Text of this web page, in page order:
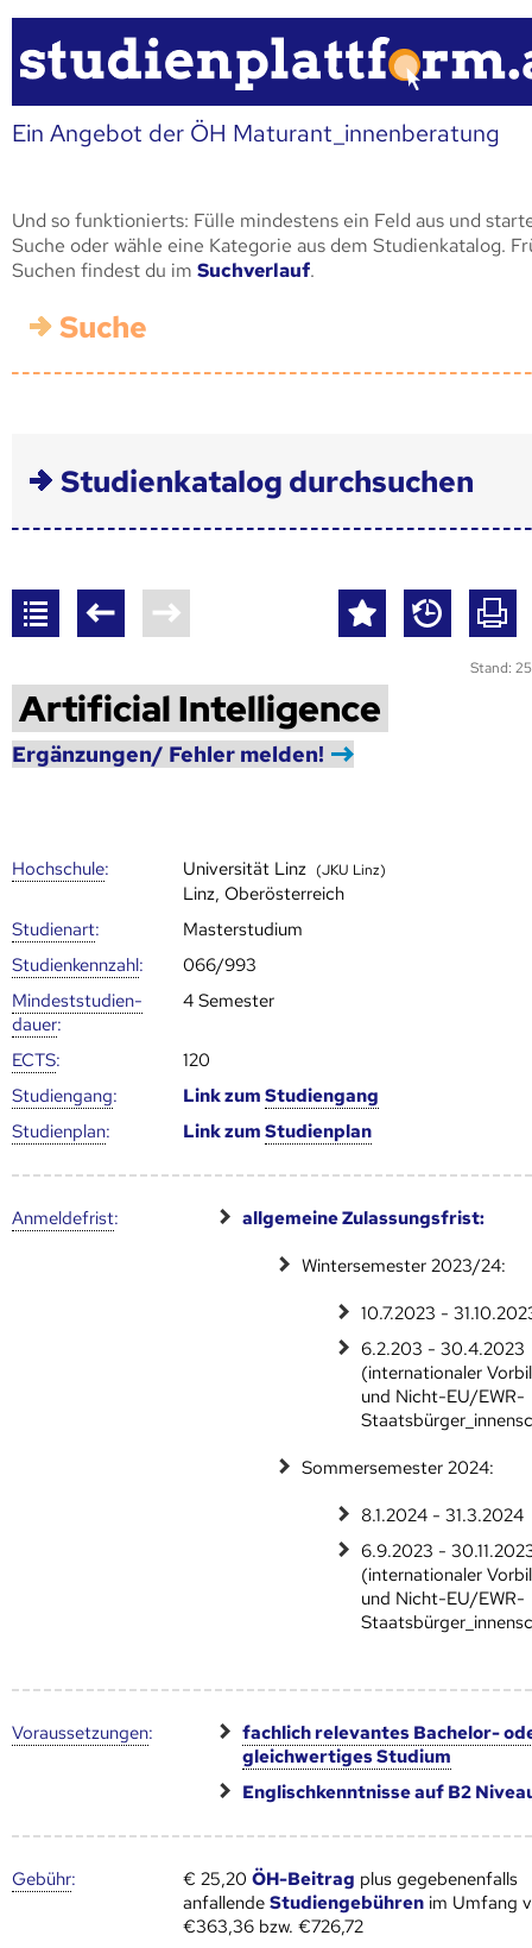
Ein Angebot der ÖH Maturant_innenberatung
Und so funktionierts: Fülle mindestens ein Feld aus und
Suche oder wähle eine Kategorie aus dem Studienkatalog.
Suchen findest du im Suchverlauf.
Suche
Studienkatalog durchsuchen
Stand:
Artificial Intelligence
Ergänzungen/ Fehler melden!
Hoch­schule: Universität Linz (JKU Linz)
Linz, Oberösterreich
Studienart:
Masterstudium
Studien­kenn­zahl:
066/993
Mindest­studien­
dauer:
4 Semester
ECTS:
120
Studien­gang: Link zumStudien­gang
Studien­plan: Link zumStudien­plan
Anmelde­frist: allgemeine Zulassungsfrist:
Wintersemester 2023/24:
10.7.2023 -
6.2.203 - 30.4.2023
(internationaler
und Nicht-EU/EWR-
Sommersemester 2024:
8.1.2024 - 31.3.2024
6.9.2023 -
(internationaler
und Nicht-EU/EWR-
Voraus­setzungen:
fachlich relevantes Bachelor-
gleichwertiges Studium
Englischkenntnisse auf B2
Gebühr: € 25,20ÖH-Beitrag plus gegebenenfalls
anfallendeStudiengebühren im Umfang
€363,36 bzw. €726,72